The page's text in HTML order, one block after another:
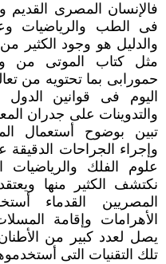
فالإنسان المصرى القديم
فى الطب والرياضيات
والدليل هو وجود الكثير
مثل كتاب الموتى من
حمورابى بما تحتويه من
اليوم فى قوانين
والتدوينات على جدران
تبين بوضوح أستعمال
وإجراء الجراحات
علوم الفلك
‏نكتشف الكثير منها
المصريين القدماء
الأهرامات وإقامة
يصل لعدد كبير من
تلك التقنيات التى